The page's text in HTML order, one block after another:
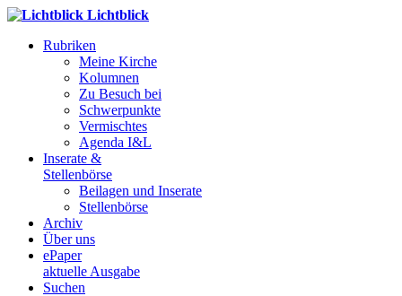
Lichtblick
Rubriken
Meine Kirche
Kolumnen
Zu Besuch bei
Schwerpunkte
Vermischtes
Agenda I&L
Inserate &
Stellenbörse
Beilagen und Inserate
Stellenbörse
Archiv
Über uns
ePaper
aktuelle Ausgabe
Suchen